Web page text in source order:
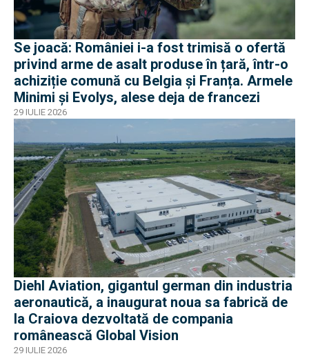
Se joacă: României i-a fost trimisă o ofertă
privind arme de asalt produse în țară, într-o
achiziție comună cu Belgia și Franța. Armele
Minimi și Evolys, alese deja de francezi
29 IULIE 2026
Diehl Aviation, gigantul german din industria
aeronautică, a inaugurat noua sa fabrică de
la Craiova dezvoltată de compania
românească Global Vision
29 IULIE 2026